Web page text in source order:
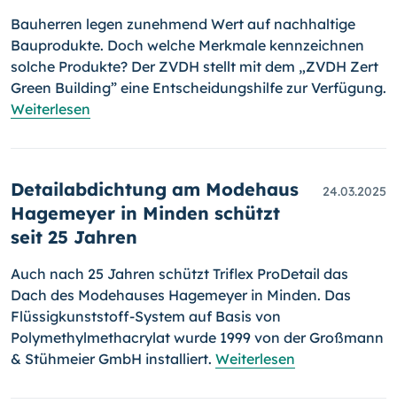
Bauherren legen zunehmend Wert auf nachhaltige
Bauprodukte. Doch welche Merkmale kennzeichnen
solche Produkte? Der ZVDH stellt mit dem „ZVDH Zert
Green Building” eine Entscheidungshilfe zur Verfügung.
Weiterlesen
Detailabdichtung am Modehaus
Hagemeyer in Minden schützt
seit 25 Jahren
24.03.2025
Auch nach 25 Jahren schützt Triflex ProDetail das
Dach des Modehauses Hagemeyer in Minden. Das
Flüssigkunststoff-System auf Basis von
Polymethylmethacrylat wurde 1999 von der Großmann
& Stühmeier GmbH installiert. Weiterlesen